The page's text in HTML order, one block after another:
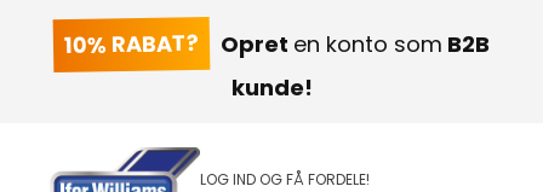
10% RABAT? Opret en konto som B2B
kunde!
LOG IND OG FÅ FORDELE!